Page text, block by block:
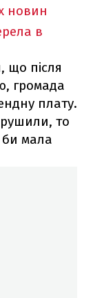
новин
в
що після
громада
плату.
то
би мала